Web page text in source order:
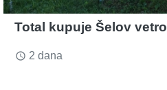
Total kupuje Šelov
access_time 2 dana